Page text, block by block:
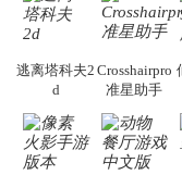
逃离塔科夫2
d
Crosshairpro
准星助手